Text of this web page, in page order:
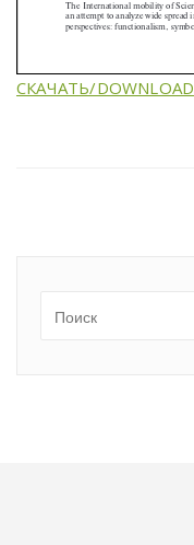
СКАЧАТЬ/DOWNLOAD